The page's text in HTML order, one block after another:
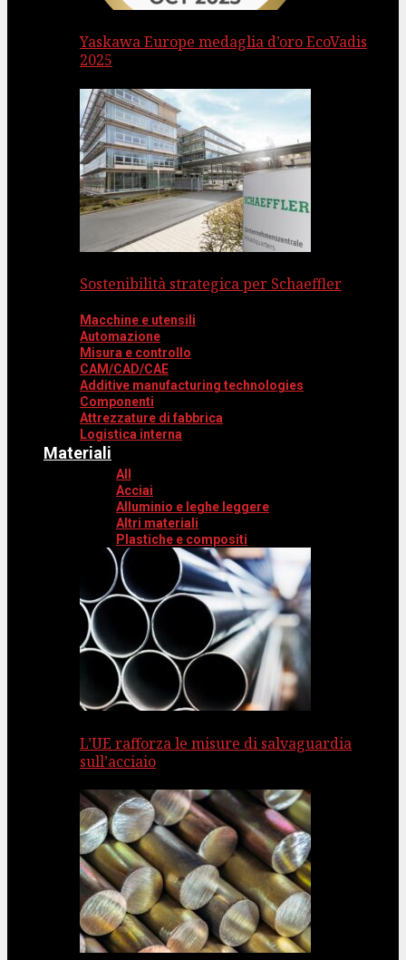
Yaskawa Europe medaglia d’oro EcoVadis
2025
Sostenibilità strategica per Schaeffler
Macchine e utensili
Automazione
Misura e controllo
CAM/CAD/CAE
Additive manufacturing technologies
Componenti
Attrezzature di fabbrica
Logistica interna
Materiali
All
Acciai
Alluminio e leghe leggere
Altri materiali
Plastiche e compositi
L’UE rafforza le misure di salvaguardia
sull’acciaio